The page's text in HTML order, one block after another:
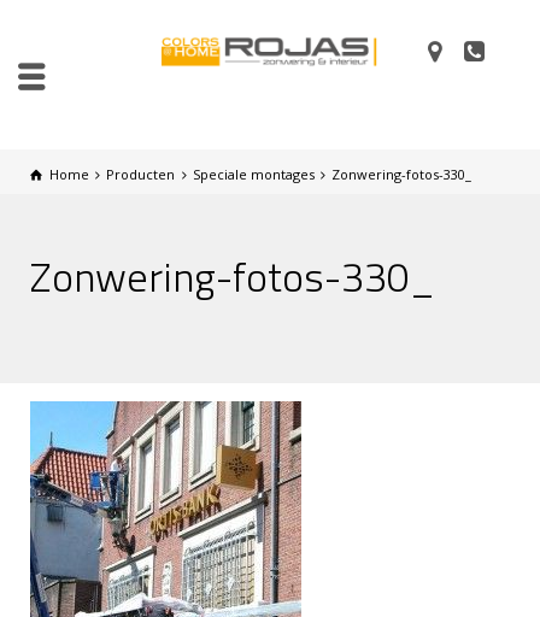
Home Producten Speciale montages Zonwering-fotos-330_
Zonwering-fotos-330_